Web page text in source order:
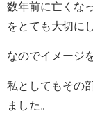
数年前に亡くな
をとても大切に
なのでイメージ
私としてもその
ました。